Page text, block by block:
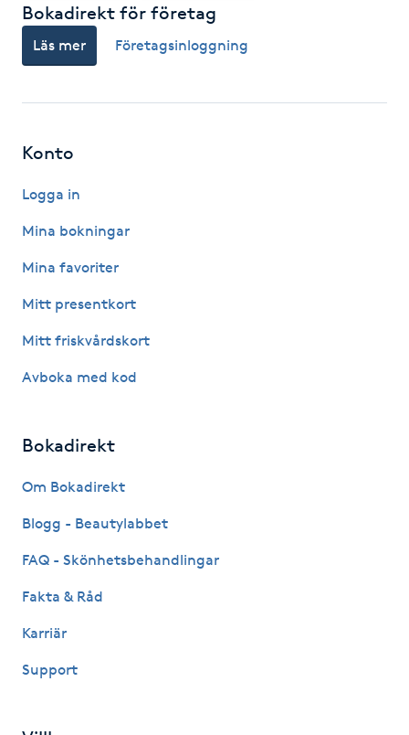
Liktornar
LPG
Lymfmassage
M
Manikyr & Pedikyr
Massage
Medicinsk massage
Bokadirekt för företag
Läs mer Företagsinloggning
Konto
Logga in
Mina bokningar
Mina favoriter
Mitt presentkort
Mitt friskvårdskort
Avboka med kod
Bokadirekt
Om Bokadirekt
Blogg - Beautylabbet
FAQ - Skönhetsbehandlingar
Fakta & Råd
Karriär
Support